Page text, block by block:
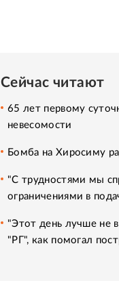
Сейчас читают
65 лет первому
невесомости
Бомба на Хиросиму
"С трудностями мы
ограничениями в
"Этот день лучше не
"РГ", как помогал